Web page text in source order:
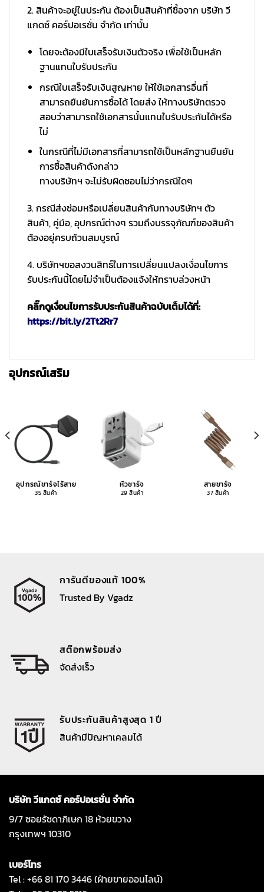
2. สินค้าจะอยู่ในประกัน ต้องเป็นสินค้าที่ซื้อจาก บริษัท วี
แกดซ์ คอร์ปอเรชั่น จำกัด เท่านั้น
โดยจะต้องมีใบเสร็จรับเงินตัวจริง เพื่อใช้เป็นหลัก
ฐานแทนใบรับประกัน
กรณีใบเสร็จรับเงินสูญหาย ให้ใช้เอกสารอื่นที่
สามารถยืนยันการซื้อได้ โดยส่ง ให้ทางบริษัทตรวจ
สอบว่าสามารถใช้เอกสารนั้นแทนใบรับประกันได้หรือ
ไม่
ในกรณีที่ไม่มีเอกสารที่สามารถใช้เป็นหลักฐานยืนยัน
การซื้อสินค้าดังกล่าว
ทางบริษัทฯ จะไม่รับผิดชอบไม่ว่ากรณีใดๆ
3. กรณีส่งซ่อมหรือเปลี่ยนสินค้ากับทางบริษัทฯ ตัว
สินค้า, คู่มือ, อุปกรณ์ต่างๆ รวมถึงบรรจุภัณฑ์ของสินค้า
ต้องอยู่ครบถ้วนสมบูรณ์
4. บริษัทฯขอสงวนสิทธ์ในการเปลี่ยนแปลงเงื่อนไขการ
รับประกันนี้โดยไม่จำเป็นต้องแจ้งให้ทราบล่วงหน้า
คลิ๊กดูเงื่อนไขการรับประกันสินค้าฉบับเต็มได้ที่:
https://bit.ly/2Tt2Rr7
อุปกรณ์เสริม
อุปกรณ์ชาร์จไร้สาย
35 สินค้า
หัวชาร์จ
29 สินค้า
สายชาร์จ
37 สินค้า
การันตีของแท้ 100%
Trusted By Vgadz
สต๊อกพร้อมส่ง
จัดส่งเร็ว
รับประกันสินค้าสูงสุด 1 ปี
สินค้ามีปัญหาเคลมได้
บริษัท วีแกดซ์ คอร์ปอเรชั่น จำกัด
9/7 ซอยรัชดาภิเษก 18 ห้วยขวาง
กรุงเทพฯ 10310
เบอร์โทร
Tel : +66 81 170 3446 (ฝ่ายขายออนไลน์)